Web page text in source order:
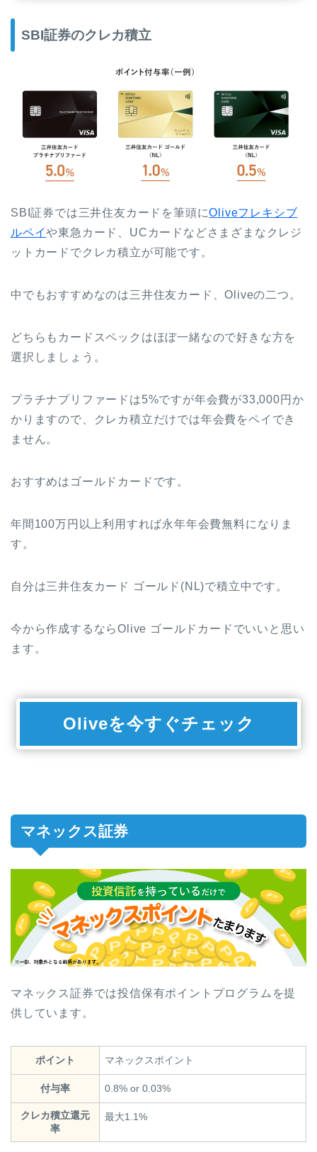
SBI証券のクレカ積立
SBI証券では三井住友カードを筆頭にOliveフレキシブ
ルペイや東急カード、UCカードなどさまざまなクレジ
ットカードでクレカ積立が可能です。
中でもおすすめなのは三井住友カード、Oliveの二つ。
どちらもカードスペックはほぼ一緒なので好きな方を
選択しましょう。
プラチナプリファードは5%ですが年会費が33,000円か
かりますので、クレカ積立だけでは年会費をペイでき
ません。
おすすめはゴールドカードです。
年間100万円以上利用すれば永年年会費無料になりま
す。
自分は三井住友カード ゴールド(NL)で積立中です。
今から作成するならOlive ゴールドカードでいいと思い
ます。
Oliveを今すぐチェック
マネックス証券
マネックス証券では投信保有ポイントプログラムを提
供しています。
ポイント マネックスポイント
付与率 0.8% or 0.03%
クレカ積立還元
率
最大1.1%